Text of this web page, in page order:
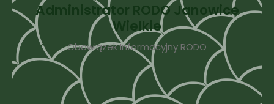
Administrator RODO Janowice
Wielkie
Obowiązek Informacyjny RODO